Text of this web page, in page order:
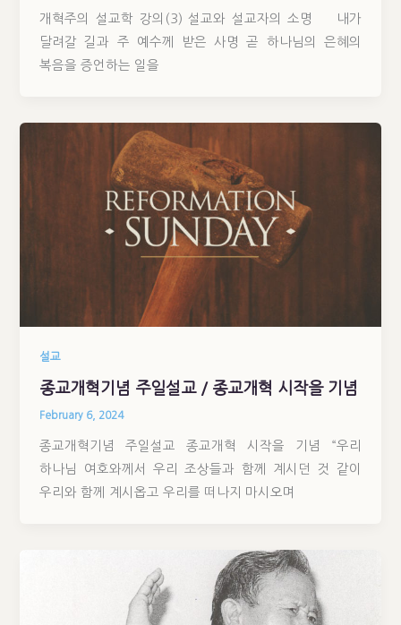
개혁주의 설교학 강의(3) 설교와 설교자의 소명 내가
달려갈 길과 주 예수께 받은 사명 곧 하나님의 은혜의
복음을 증언하는 일을
설교
종교개혁기념 주일설교 / 종교개혁 시작을 기념
February 6, 2024
종교개혁기념 주일설교 종교개혁 시작을 기념 “우리
하나님 여호와께서 우리 조상들과 함께 계시던 것 같이
우리와 함께 계시옵고 우리를 떠나지 마시오며